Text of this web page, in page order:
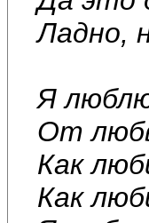
Ладно,
Я
От
Как
Как